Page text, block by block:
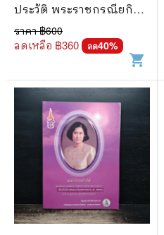
ประวัติ พระราชกรณียกิจ
พระราชจริยวัตร พระราช
นิพนธ์ และพระราชดำรัส
สมบูรณ์ ของ สมเด็จพระ
นางเจ้าฯพระบรม
ราชินีนาถ
ราคา ฿600
ลดเหลือ ฿360 ลด40%
shopping_cart